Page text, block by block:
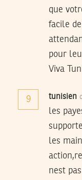
que
facile
pour
Viva
9 tunisien
les
les
nest